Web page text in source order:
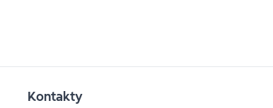
Kontakty